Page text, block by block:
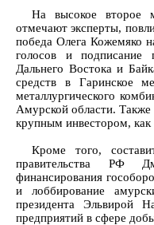
На высокое второе
отмечают эксперты,
победа Олега Кожемяко
голосов и подписание
Дальнего Востока и
средств в Гаринское
металлургического
Амурской области. Также
крупным инвестором,
Кроме того,
правительства РФ
финансирования
и лоббирование
президента Эльвирой
предприятий в сфере